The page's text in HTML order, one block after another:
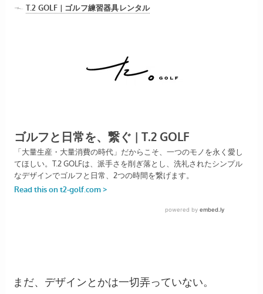
まだ、デザインとかは一切弄っていない。